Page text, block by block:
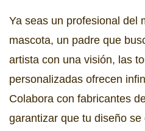
Ya seas un profesional del
mascota, un padre que
artista con una visión, las
personalizadas ofrecen
Colabora con fabricantes
garantizar que tu diseño